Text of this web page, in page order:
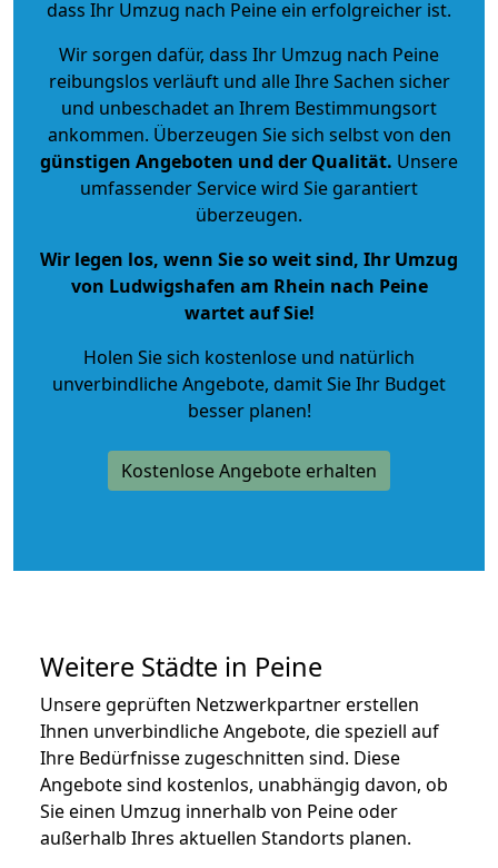
dass Ihr Umzug nach Peine ein erfolgreicher ist.
Wir sorgen dafür, dass Ihr Umzug nach Peine
reibungslos verläuft und alle Ihre Sachen sicher
und unbeschadet an Ihrem Bestimmungsort
ankommen. Überzeugen Sie sich selbst von den
günstigen Angeboten und der Qualität. Unsere
umfassender Service wird Sie garantiert
überzeugen.
Wir legen los, wenn Sie so weit sind, Ihr Umzug
von Ludwigshafen am Rhein nach Peine
wartet auf Sie!
Holen Sie sich kostenlose und natürlich
unverbindliche Angebote, damit Sie Ihr Budget
besser planen!
Kostenlose Angebote erhalten
Weitere Städte in Peine
Unsere geprüften Netzwerkpartner erstellen
Ihnen unverbindliche Angebote, die speziell auf
Ihre Bedürfnisse zugeschnitten sind. Diese
Angebote sind kostenlos, unabhängig davon, ob
Sie einen Umzug innerhalb von Peine oder
außerhalb Ihres aktuellen Standorts planen.